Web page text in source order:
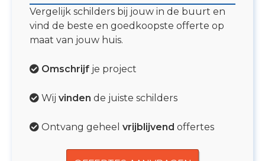
Vergelijk schilders bij jouw in de buurt en
vind de beste en goedkoopste offerte op
maat van jouw huis.
Omschrijf je project
Wij vinden de juiste schilders
Ontvang geheel vrijblijvend offertes